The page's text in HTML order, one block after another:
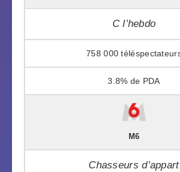
C l’hebdo
758 000
3.8%
M6
Chasseurs d’appart